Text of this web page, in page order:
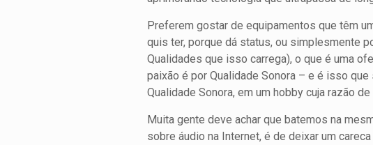
Preferem gostar de equipamentos que têm
quis ter, porque dá status, ou simplesmente
Qualidades que isso carrega), o que é uma
paixão é por Qualidade Sonora – e é isso
Qualidade Sonora, em um hobby cuja razão
Muita gente deve achar que batemos na
sobre áudio na Internet, é de deixar um